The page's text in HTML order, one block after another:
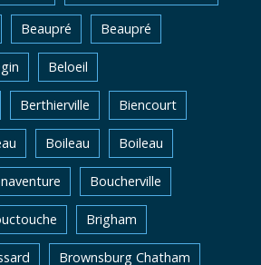
Beaupré Beaupré
Beloeil
Berthierville Biencourt
Boileau Boileau
Boucherville
Brigham
Brownsburg Chatham